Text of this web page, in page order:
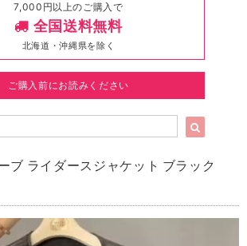
7,000円以上のご購入で
全国送料無料
北海道・沖縄県を除く
ご購入前にお読みください
ブ ライダースジャケット ブラック